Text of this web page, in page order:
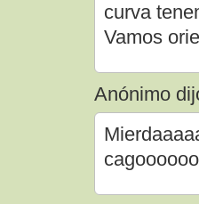
curva
Vamos
Anónimo
cagoooooo